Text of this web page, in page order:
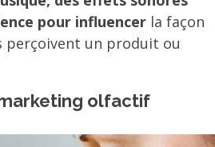
pour influencerla façon
perçoivent un produit ou
olfactif